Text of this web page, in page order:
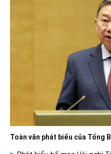
Toàn văn phát biểu của Tổng